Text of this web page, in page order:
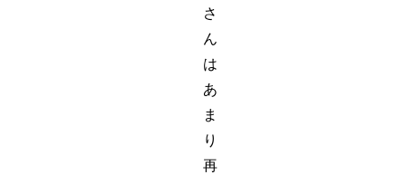
さ
ん
は
あ
ま
り
再